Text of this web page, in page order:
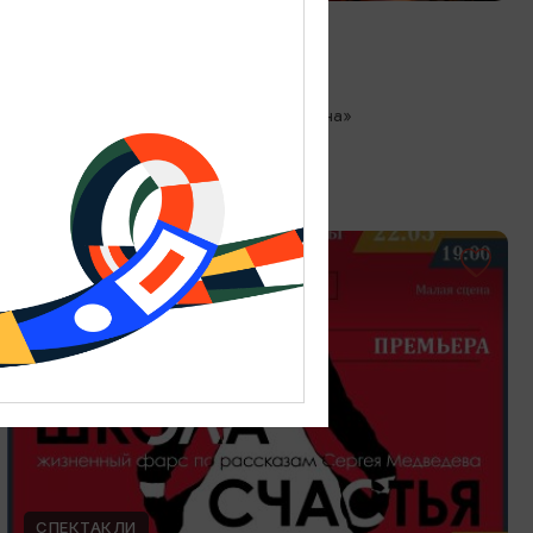
Зеленоградск, Кафе «Соленая ворона»
ОТ 300₽
СПЕКТАКЛИ